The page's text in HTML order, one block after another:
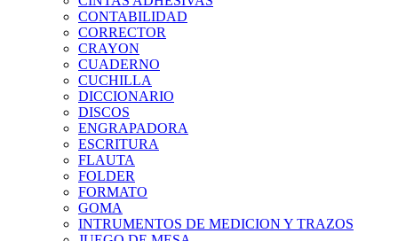
CONTABILIDAD
CORRECTOR
CRAYON
CUADERNO
CUCHILLA
DICCIONARIO
DISCOS
ENGRAPADORA
ESCRITURA
FLAUTA
FOLDER
FORMATO
GOMA
INTRUMENTOS DE MEDICION Y TRAZOS